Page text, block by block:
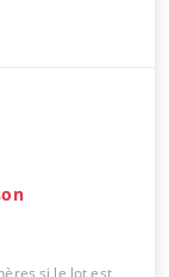
si le lot est